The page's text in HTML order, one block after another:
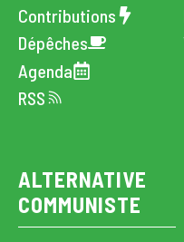
Contributions
Dépêches
Agenda
RSS
ALTERNATIVE
COMMUNISTE